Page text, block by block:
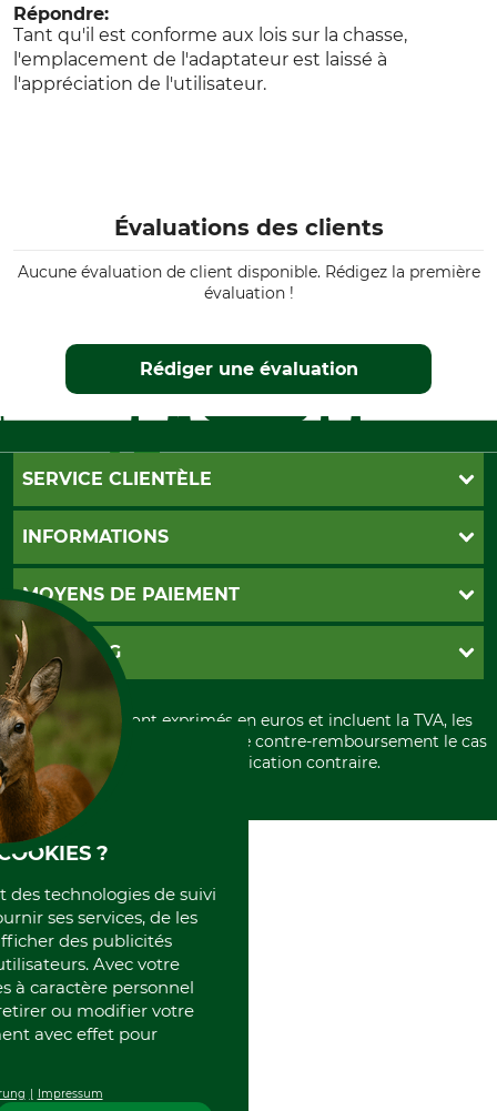
Répondre:
Tant qu'il est conforme aux lois sur la chasse,
l'emplacement de l'adaptateur est laissé à
l'appréciation de l'utilisateur.
Évaluations des clients
Aucune évaluation de client disponible. Rédigez la première
évaluation !
Rédiger une évaluation
SERVICE CLIENTÈLE
Foire aux questions
Garantie / Devis
Paramètres des cookies
INFORMATIONS
CGV
Livraison
Conditions d'annulation
Formulaire de rétraction
Politique de confidentialité
Élimination et environnement
Rétractation de votre commande
MOYENS DE PAIEMENT
PayPal
Carte de crédit
Paiement á l'avance
GRUBE KG
Histoire
International
Portrait
Qui sommes-nous
Tous les prix sont exprimés en euros et incluent la TVA, les
frais d'expédition et les frais de contre-remboursement le cas
échéant, sauf indication contraire.
?
des technologies de suivi
ses services, de les
des publicités
Avec votre
à caractère personnel
ou modifier votre
avec effet pour
Impressum